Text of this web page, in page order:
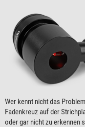
Wer kennt nicht das
Fadenkreuz auf der
oder gar nicht zu erkennen